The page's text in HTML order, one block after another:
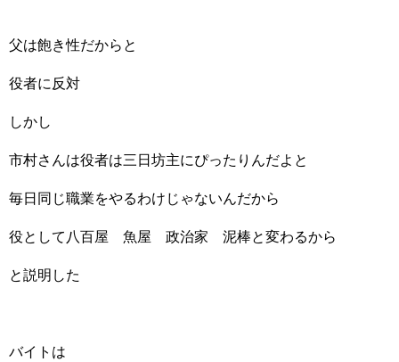
父は飽き性だからと
役者に反対
しかし
市村さんは役者は三日坊主にぴったりんだよと
毎日同じ職業をやるわけじゃないんだから
役として八百屋 魚屋 政治家 泥棒と変わるから
と説明した
バイトは